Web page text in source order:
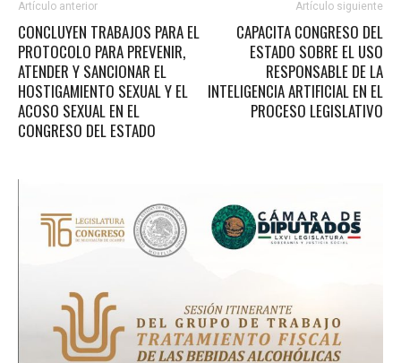
Artículo anterior
CONCLUYEN TRABAJOS PARA EL
PROTOCOLO PARA PREVENIR,
ATENDER Y SANCIONAR EL
HOSTIGAMIENTO SEXUAL Y EL
ACOSO SEXUAL EN EL
CONGRESO DEL ESTADO
Artículo siguiente
CAPACITA CONGRESO DEL
ESTADO SOBRE EL USO
RESPONSABLE DE LA
INTELIGENCIA ARTIFICIAL EN EL
PROCESO LEGISLATIVO